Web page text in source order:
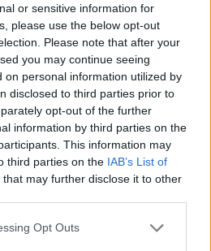
or sensitive information for
please use the below opt-out
Please note that after your
you may continue seeing
on personal information utilized by
disclosed to third parties prior to
opt-out of the further
information by third parties on the
This information may
third parties on the IAB’s List of
that may further disclose it to other
Opt Outs
űztük a ventenac-i
fenevadat, de
akarta előadni
az utolsó reggelen
kellett hagyni,
már a hajszát.
emberemmel